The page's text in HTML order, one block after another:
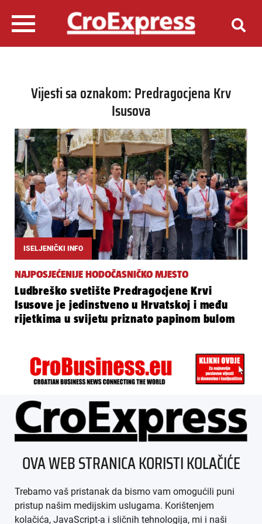
Vijesti sa oznakom: Predragocjena Krv
Isusova
ISELJENIČKI INFO
NAJPOSJEĆENIJE HODOČASNIČKO MJESTO
Ludbreško svetište Predragocjene Krvi
Isusove je jedinstveno u Hrvatskoj i među
rijetkima u svijetu priznato papinom bulom
ÜBER UNS
IMPRESSUM
AGB
OVA WEB STRANICA KORISTI KOLAČIĆE
Trebamo vaš pristanak da bismo vam omogućili puni
pristup našim medijskim uslugama. Korištenjem
kolačića, JavaScript-a i sličnih tehnologija, mi i naši